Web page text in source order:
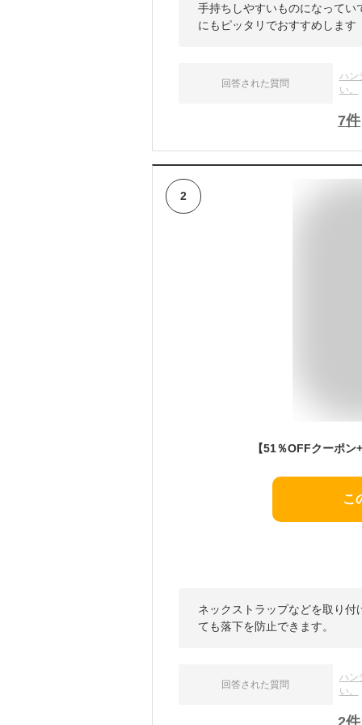
手持ちしやすいものになって
にもピッタリでおすすめします
回答された質問
ハン
い。
7件
2
こ
ネックストラップなどを取り
ても落下を防止できます。
回答された質問
ハン
い。
2件